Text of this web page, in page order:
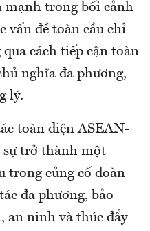
trong bối cảnh
vấn đề toàn cầu chỉ
cách tiếp cận toàn
nghĩa đa phương,
lý.
toàn diện ASEAN-
sự trở thành một
trong củng cố đoàn
đa phương, bảo
an ninh và thúc đẩy